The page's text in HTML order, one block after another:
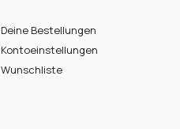
Deine Bestellungen
Kontoeinstellungen
Wunschliste